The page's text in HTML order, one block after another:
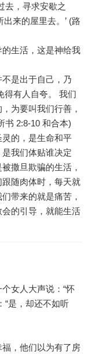
去，寻求安歇之
来的屋里去。’ (路
生活，这是神给我
是出于自己，乃
有人自夸。 我们
为要叫我们行善，
2:8-10 和合本)
的，是生命和平
我们体贴谁决定
撒旦欺骗的生活，
随肉体时，每天就
带来的就是痛苦，
的引导，就能生活
女人大声说：“怀
“是，却还不如听
，他们以为有了房